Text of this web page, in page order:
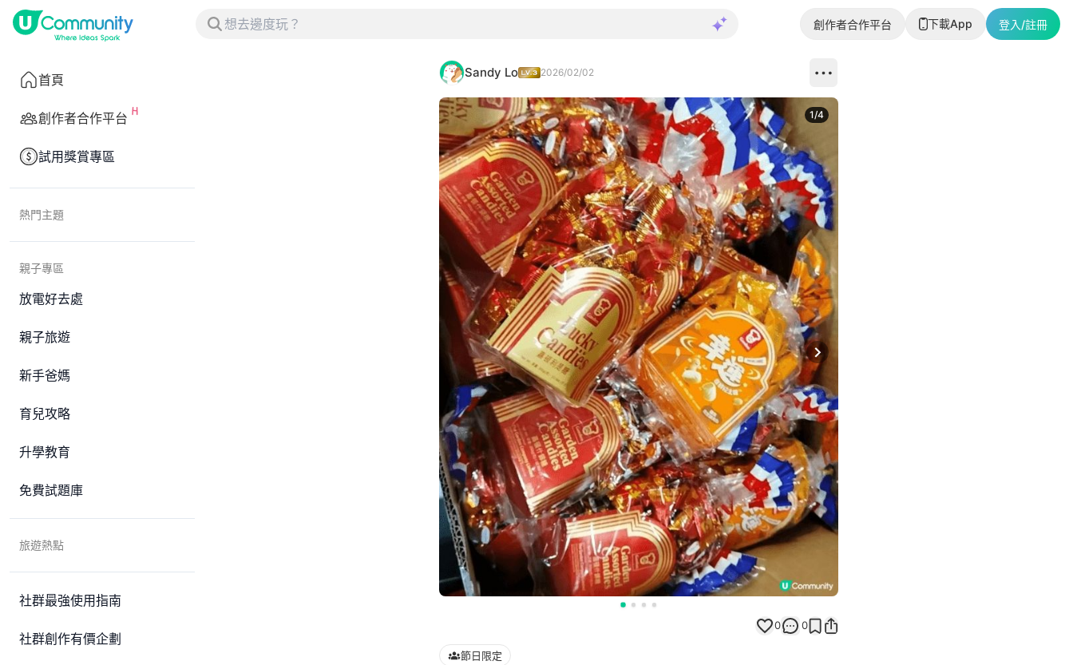
創作者合作平台 下載App 登入/註冊
首頁
創作者合作平台
試用獎賞專區
熱門主題
親子專區
放電好去處
親子旅遊
新手爸媽
育兒攻略
升學教育
免費試題庫
旅遊熱點
社群最強使用指南
社群創作有價企劃
Sandy Lo 2026/02/02
Next slide
1/4
0 0
節日限定